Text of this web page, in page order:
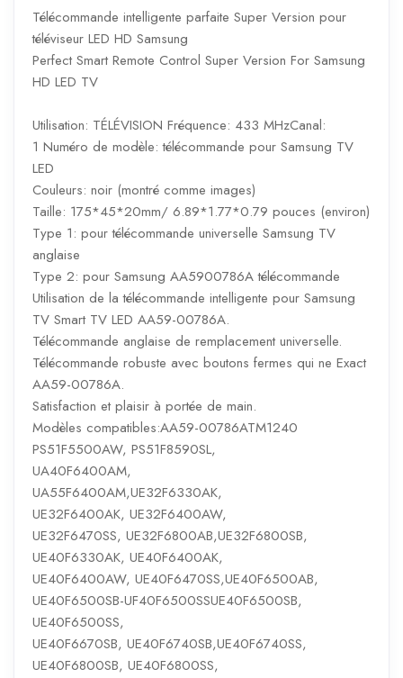
Télécommande intelligente parfaite Super Version pour
téléviseur LED HD Samsung
Perfect Smart Remote Control Super Version For Samsung
HD LED TV
Utilisation: TÉLÉVISION Fréquence: 433 MHzCanal:
1 Numéro de modèle: télécommande pour Samsung TV
LED
Couleurs: noir (montré comme images)
Taille: 175*45*20mm/ 6.89*1.77*0.79 pouces (environ)
Type 1: pour télécommande universelle Samsung TV
anglaise
Type 2: pour Samsung AA5900786A télécommande
Utilisation de la télécommande intelligente pour Samsung
TV Smart TV LED AA59-00786A.
Télécommande anglaise de remplacement universelle.
Télécommande robuste avec boutons fermes qui ne Exact
AA59-00786A.
Satisfaction et plaisir à portée de main.
Modèles compatibles:AA59-00786ATM1240
PS51F5500AW, PS51F8590SL,
UA40F6400AM,
UA55F6400AM,UE32F6330AK,
UE32F6400AK, UE32F6400AW,
UE32F6470SS, UE32F6800AB,UE32F6800SB,
UE40F6330AK, UE40F6400AK,
UE40F6400AW, UE40F6470SS,UE40F6500AB,
UE40F6500SB-UF40F6500SSUE40F6500SB,
UE40F6500SS,
UE40F6670SB, UE40F6740SB,UE40F6740SS,
UE40F6800SB, UE40F6800SS,